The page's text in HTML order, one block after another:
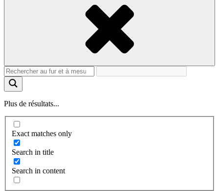
Plus de résultats...
Exact matches only
Search in title
Search in content